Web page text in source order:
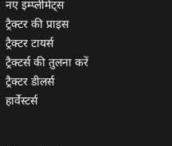
नए इम्प्लीमेंट्स
ट्रैक्टर की प्राइस
ट्रैक्टर टायर्स
ट्रैक्टर्स की तुलना करें
ट्रैक्टर डीलर्स
हार्वेस्टर्स